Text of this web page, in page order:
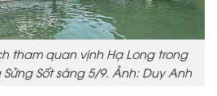
tham quan vịnh Hạ Long trong
Sốt sáng 5/9. Ảnh: Duy Anh